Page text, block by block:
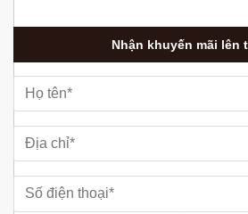
Nhận khuyến mãi lên